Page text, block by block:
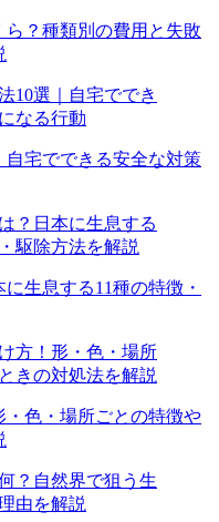
？種類別の費用と失敗
宅でできる安全な対策
生息する11種の特徴・
色・場所ごとの特徴や